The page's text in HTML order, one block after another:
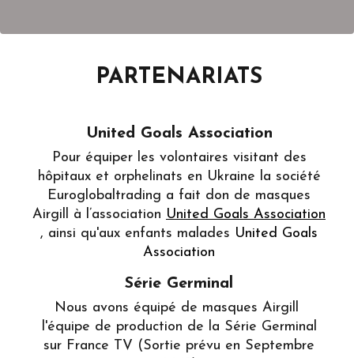
PARTENARIATS
United Goals Association
Pour équiper les volontaires visitant des
hôpitaux et orphelinats en Ukraine la société
Euroglobaltrading a fait don de masques
Airgill à l’association United Goals Association
, ainsi qu'aux enfants malades United Goals
Association
Série Germinal
Nous avons équipé de masques Airgill
l'équipe de production de la Série Germinal
sur France TV (Sortie prévu en Septembre